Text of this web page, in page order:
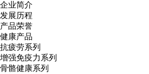
企业简介
发展历程
产品荣誉
健康产品
抗疲劳系列
增强免疫力系列
骨骼健康系列